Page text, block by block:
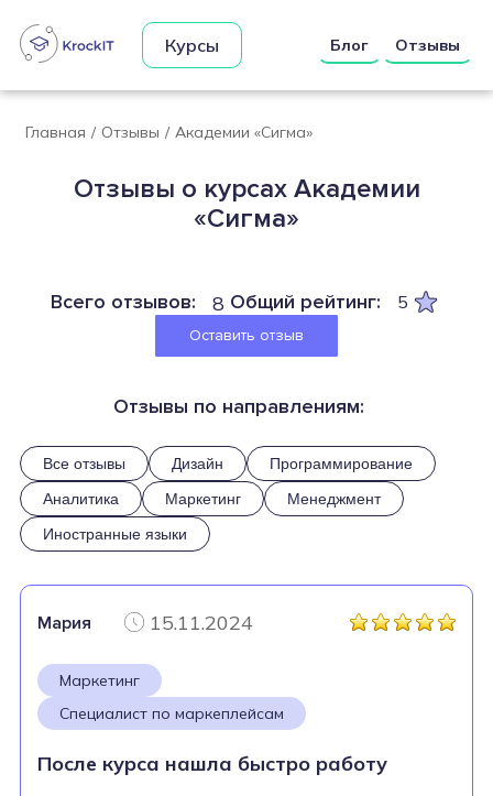
Курсы Блог Отзывы
Главная / Отзывы / Академии «Сигма»
Отзывы о курсах Академии
«Сигма»
Всего отзывов: 8 Общий рейтинг: 5
Оставить отзыв
Отзывы по направлениям:
Все отзывы Дизайн
Программирование
Аналитика
Маркетинг
Менеджмент
Иностранные языки
Мария 15.11.2024
Маркетинг
Специалист по маркеплейсам
После курса нашла быстро работу